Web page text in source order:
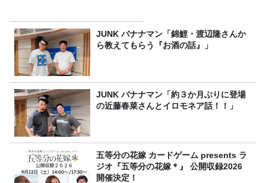
JUNK バナナマン「錦鯉・渡辺隆さんか
ら教えてもらう『お酒の話』」
JUNK バナナマン「約３か月ぶりに登場
の近藤春菜さんとイロモネア話！！」
五等分の花嫁 カードゲーム presents ラ
ジオ『五等分の花嫁＊』 公開収録2026
開催決定！